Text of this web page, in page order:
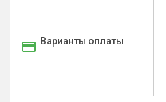
Варианты оплаты